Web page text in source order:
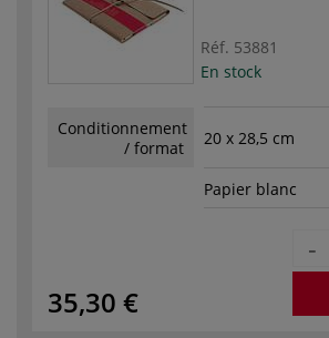
Réf. 53881
En stock
Conditionnement
/ format
20 x 28,5 cm
Papier blanc
35,30 €
-